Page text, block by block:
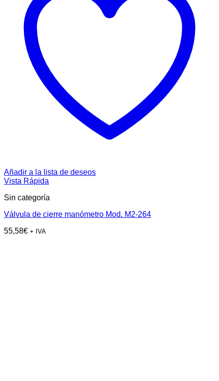
Añadir a la lista de deseos
Vista Rápida
Sin categoría
Válvula de cierre manómetro Mod. M2-264
55,58€ + IVA